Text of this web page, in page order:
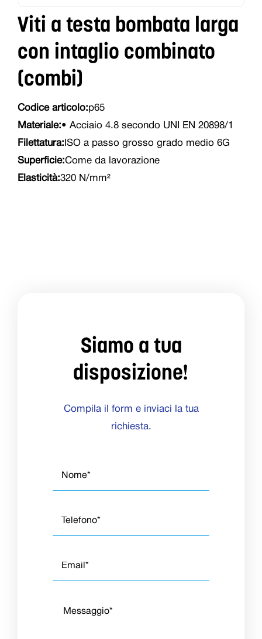
Viti a testa bombata larga
con intaglio combinato
(combi)
Codice articolo:p65
Materiale:• Acciaio 4.8 secondo UNI EN 20898/1
Filettatura: ISO a passo grosso grado medio 6G
Superficie:Come da lavorazione
Elasticità:320 N/mm²
Siamo a tua
disposizione!
Compila il form e inviaci la tua
richiesta.